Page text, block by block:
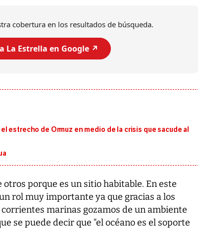
cobertura en los resultados de búsqueda.
La Estrella en Google ↗️
estrecho de Ormuz en medio de la crisis que sacude al
porque es un sitio habitable. En este
rol muy importante ya que gracias a los
marinas gozamos de un ambiente
se puede decir que “el océano es el soporte
al sur de Japón, provocando una